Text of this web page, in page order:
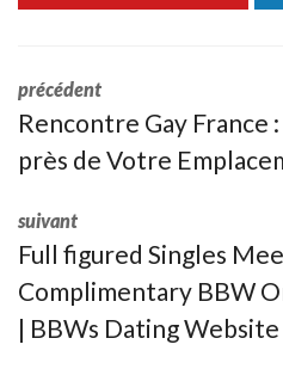
précédent
Rencontre Gay France
près de Votre
suivant
Full figured Singles
Complimentary BBW
| BBWs Dating